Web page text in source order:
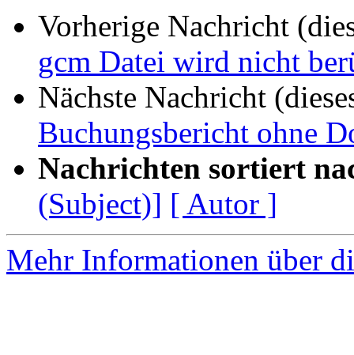
Vorherige Nachricht
gcm Datei wird nicht
Nächste Nachricht
Buchungsbericht ohne
Nachrichten sortiert
(Subject)] [ Autor ]
Mehr Informationen über